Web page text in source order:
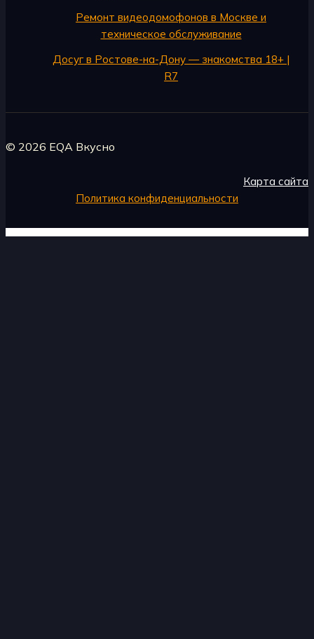
Ремонт видеодомофонов в Москве и
техническое обслуживание
Досуг в Ростове-на-Дону — знакомства 18+ |
R7
© 2026 EQA Вкусно
Карта сайта
Политика конфиденциальности